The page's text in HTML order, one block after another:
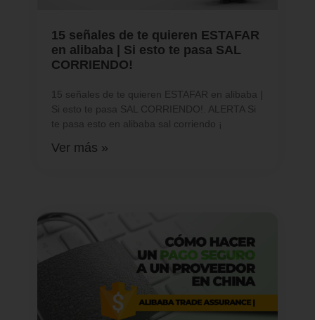
15 señales de te quieren ESTAFAR
en alibaba | Si esto te pasa SAL
CORRIENDO!
15 señales de te quieren ESTAFAR en alibaba |
Si esto te pasa SAL CORRIENDO!. ALERTA Si
te pasa esto en alibaba sal corriendo ¡
Ver más »